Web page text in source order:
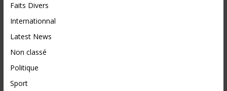
Faits Divers
Internationnal
Latest News
Non classé
Politique
Sport